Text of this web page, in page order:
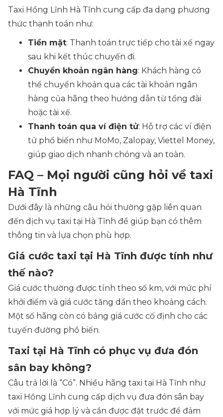
Taxi Hồng Lĩnh Hà Tĩnh cung cấp đa dạng phương
thức thanh toán như:
Tiền mặt: Thanh toán trực tiếp cho tài xế ngay
sau khi kết thúc chuyến đi.
Chuyển khoản ngân hàng: Khách hàng có
thể chuyển khoản qua các tài khoản ngân
hàng của hãng theo hướng dẫn từ tổng đài
hoặc tài xế.
Thanh toán qua ví điện tử: Hỗ trợ các ví điện
tử phổ biến như MoMo, Zalopay, Viettel Money,
giúp giao dịch nhanh chóng và an toàn.
FAQ – Mọi người cũng hỏi về taxi
Hà Tĩnh
Dưới đây là những câu hỏi thường gặp liên quan
đến dịch vụ taxi tại Hà Tĩnh để giúp bạn có thêm
thông tin và lựa chọn phù hợp.
Giá cước taxi tại Hà Tĩnh được tính như
thế nào?
Giá cước thường được tính theo số km, với mức phí
khởi điểm và giá cước tăng dần theo khoảng cách.
Một số hãng còn có bảng giá cước cố định cho các
tuyến đường phổ biến.
Taxi tại Hà Tĩnh có phục vụ đưa đón
sân bay không?
Câu trả lời là “Có”. Nhiều hãng taxi tại Hà Tĩnh như
taxi Hồng Lĩnh cung cấp dịch vụ đưa đón sân bay
với mức giá hợp lý và cần được đặt trước để đảm